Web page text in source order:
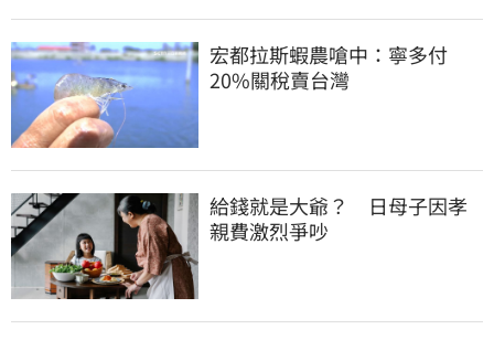
宏都拉斯蝦農嗆中：寧多付
20%關稅賣台灣
給錢就是大爺？　日母子因孝
親費激烈爭吵